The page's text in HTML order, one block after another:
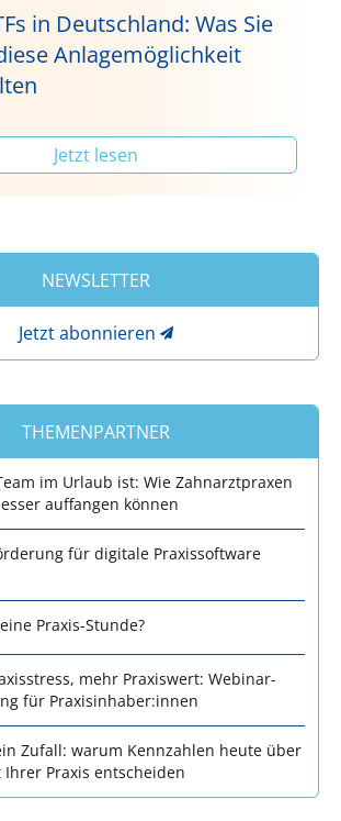
in Deutschland: Was Sie
Anlagemöglichkeit
Jetzt lesen
NEWSLETTER
Jetzt abonnieren
THEMENPARTNER
im Urlaub ist: Wie Zahnarztpraxen
auffangen können
für digitale Praxissoftware
Praxis-Stunde?
mehr Praxiswert: Webinar-
für Praxisinhaber:innen
Zufall: warum Kennzahlen heute über
Praxis entscheiden